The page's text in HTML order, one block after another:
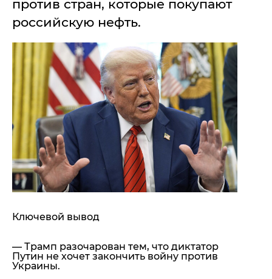
Здоровье
Спорт
Культура
Война на Донбассе и в
Крыму
Оккупация Крыма
Новости Крыма
Донбасс
Армия Украины
Лайф стайл
Здоровье
Помощь проекту
Стиль Диалога
Шоу-биз
Культура
Общество
Пресс-релизы
Пресс-релизы
Авторское
Мнение
Блоги
против стран, которые покупают
российскую нефть.
Ключевой вывод
— Трамп разочарован тем, что диктатор
Путин не хочет закончить войну против
Украины.